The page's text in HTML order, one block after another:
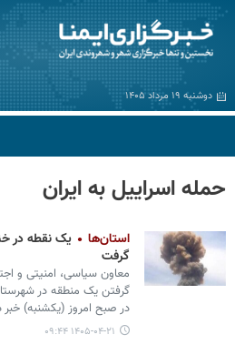
دوشنبه ۱۹ مرداد ۱۴۰۵
حمله اسراییل به ایران
استان‌ها
یک نقطه در
گرفت
معاون سیاسی، امنیتی و
گرفتن یک منطقه در
در صبح امروز (یکشنبه) خبر
۱۴۰۵-۰۴-۲۱ ۰۹:۴۴